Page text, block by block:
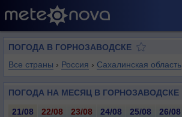
ПОГОДА В ГОРНОЗАВОДСКЕ
Все страны › Россия › Сахалинская область
ПОГОДА НА МЕСЯЦ В ГОРНОЗАВОДСКЕ
21/08 22/08 23/08 24/08 25/08 26/08